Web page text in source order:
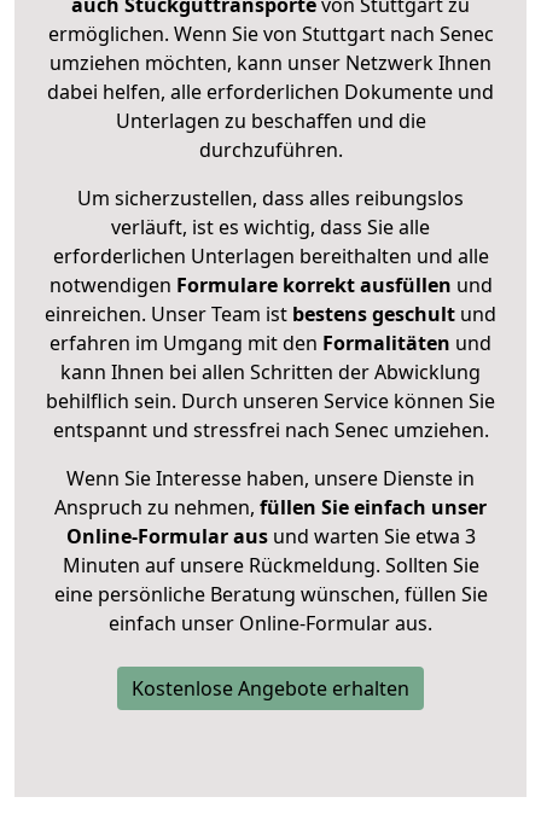
ermöglichen. Wenn Sie von Stuttgart nach Senec
umziehen möchten, kann unser Netzwerk Ihnen
dabei helfen, alle erforderlichen Dokumente und
Unterlagen zu beschaffen und die
durchzuführen.
Um sicherzustellen, dass alles reibungslos
verläuft, ist es wichtig, dass Sie alle
erforderlichen Unterlagen bereithalten und alle
notwendigen Formulare korrekt ausfüllen und
einreichen. Unser Team ist bestens geschult und
erfahren im Umgang mit den Formalitäten und
kann Ihnen bei allen Schritten der Abwicklung
behilflich sein. Durch unseren Service können Sie
entspannt und stressfrei nach Senec umziehen.
Wenn Sie Interesse haben, unsere Dienste in
Anspruch zu nehmen, füllen Sie einfach unser
Online-Formular ausund warten Sie etwa 3
Minuten auf unsere Rückmeldung. Sollten Sie
eine persönliche Beratung wünschen, füllen Sie
einfach unser Online-Formular aus.
Kostenlose Angebote erhalten